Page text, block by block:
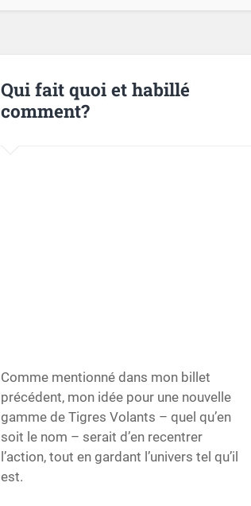
Qui fait quoi et habillé
comment?
Comme mentionné dans mon billet
précédent, mon idée pour une nouvelle
gamme de Tigres Volants – quel qu’en
soit le nom – serait d’en recentrer
l’action, tout en gardant l’univers tel qu’il
est.